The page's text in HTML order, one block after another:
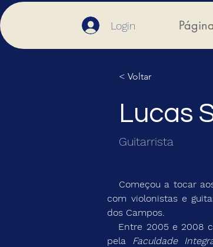
Login
< Voltar
Lucas
Guitarrista
com violonistas e
dos Campos.
pela Faculdade